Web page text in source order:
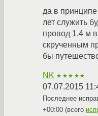
да в
лет служить
провод 1.4 м
скрученным
бы
NK ★★★★★
07.07.2015
Последнее
+00:00 (всего